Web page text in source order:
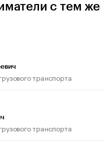
с тем же
транспорта
транспорта